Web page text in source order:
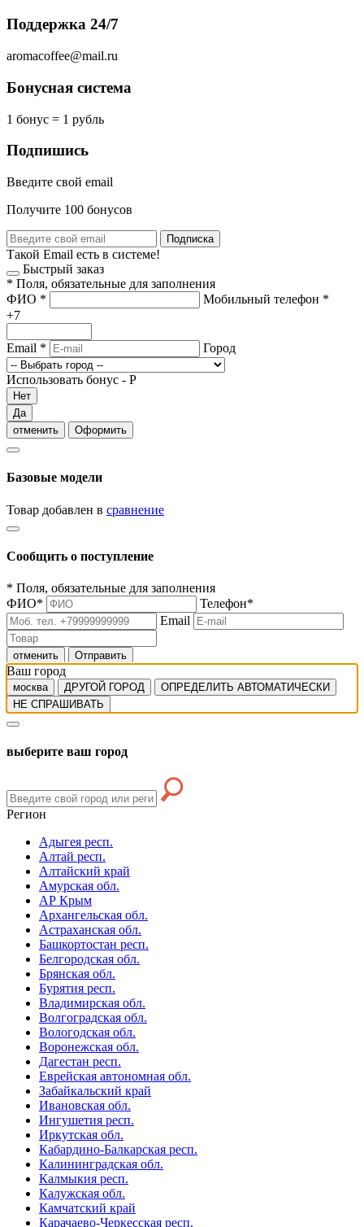
Поддержка 24/7
aromacoffee@mail.ru
Бонусная система
1 бонус = 1 рубль
Подпишись
Введите свой email
Получите 100 бонусов
Подписка
Такой Email есть в системе!
Быстрый заказ
* Поля, обязательные для заполнения
ФИО * Мобильный телефон *
+7
Email * Город
Использовать бонус - Р
Нет
Да
отменить
Оформить
Базовые модели
Товар добавлен в сравнение
Сообщить о поступление
* Поля, обязательные для заполнения
ФИО* Телефон*
Email
отменить Отправить
Ваш город
москва ДРУГОЙ ГОРОД
ОПРЕДЕЛИТЬ АВТОМАТИЧЕСКИ
НЕ СПРАШИВАТЬ
выберите ваш город
Регион
Адыгея респ.
Алтай респ.
Алтайский край
Амурская обл.
АР Крым
Архангельская обл.
Астраханская обл.
Башкортостан респ.
Белгородская обл.
Брянская обл.
Бурятия респ.
Владимирская обл.
Волгоградская обл.
Вологодская обл.
Воронежская обл.
Дагестан респ.
Еврейская автономная обл.
Забайкальский край
Ивановская обл.
Ингушетия респ.
Иркутская обл.
Кабардино-Балкарская респ.
Калининградская обл.
Калмыкия респ.
Калужская обл.
Камчатский край
Карачаево-Черкесская респ.